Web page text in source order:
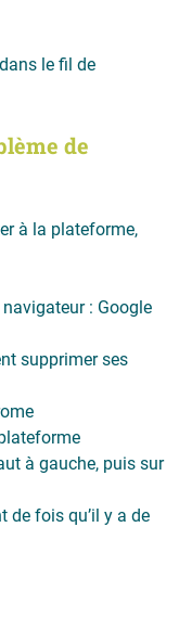
le fil de
de
à la plateforme,
: Google
supprimer ses
à gauche, puis sur
de fois qu’il y a de